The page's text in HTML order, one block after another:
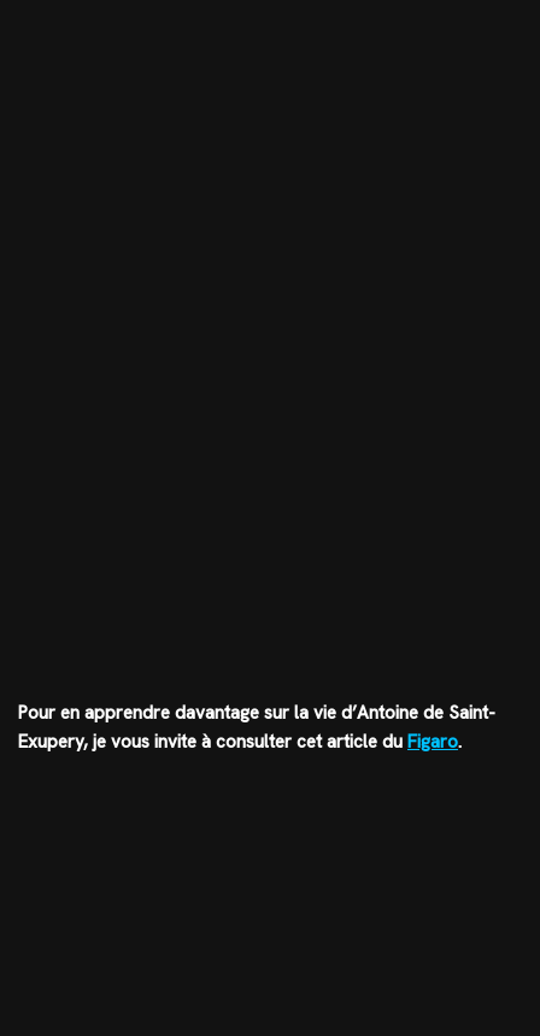
Pour en apprendre davantage sur la vie d’Antoine de Saint-
Exupery, je vous invite à consulter cet article du Figaro.